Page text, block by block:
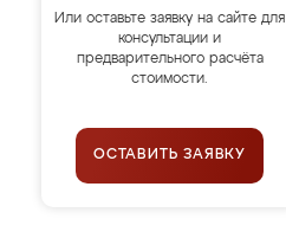
Или оставьте заявку на сайте для
консультации и
предварительного расчёта
стоимости.
ОСТАВИТЬ ЗАЯВКУ